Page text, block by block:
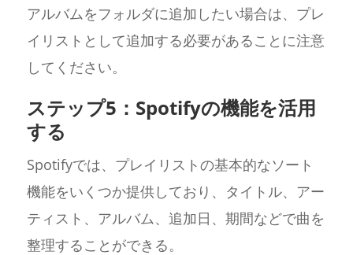
アルバムをフォルダに追加したい場合は、プレ
イリストとして追加する必要があることに注意
してください。
ステップ5：Spotifyの機能を活用
する
Spotifyでは、プレイリストの基本的なソート
機能をいくつか提供しており、タイトル、アー
ティスト、アルバム、追加日、期間などで曲を
整理することができる。